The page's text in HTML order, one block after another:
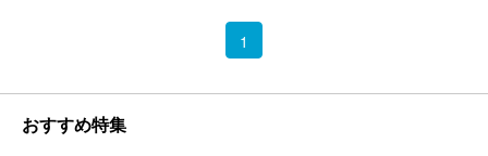
1
おすすめ特集